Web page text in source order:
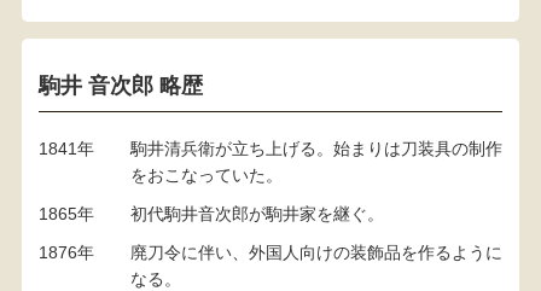
駒井 音次郎 略歴
1841年
駒井清兵衛が立ち上げる。始まりは刀装具の制作
をおこなっていた。
1865年
初代駒井音次郎が駒井家を継ぐ。
1876年
廃刀令に伴い、外国人向けの装飾品を作るように
なる。